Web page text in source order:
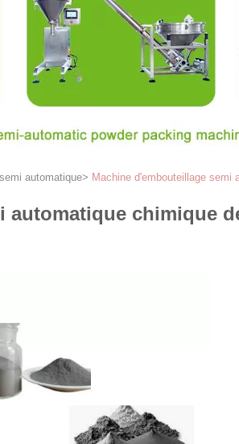
automatique> Machine d'embouteillage semi
automatique chimique